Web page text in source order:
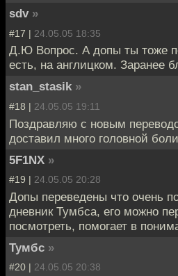
sdv »
#17 | 24.05.05 18:35
Д.Ю Вопрос. А допы ты тоже
есть, на англицком. Заранее
stan_stasik »
#18 | 24.05.05 19:11
Поздравляю с новым
доставил много головной
5F1NX »
#19 | 24.05.05 20:28
Допы переведены что очень
дневник Тумбса, его можно
посмотреть, помогает в
Тумбс »
#20 | 24.05.05 20:38